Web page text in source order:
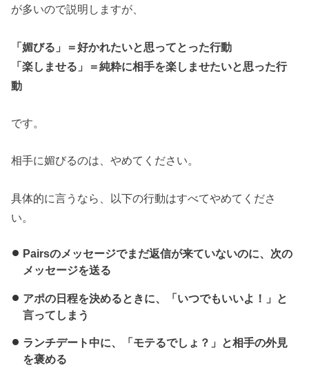
が多いので説明しますが、
「媚びる」＝好かれたいと思ってとった行動
「楽しませる」＝純粋に相手を楽しませたいと思った行
動
です。
相手に媚びるのは、やめてください。
具体的に言うなら、以下の行動はすべてやめてくださ
い。
Pairsのメッセージでまだ返信が来ていないのに、次の
メッセージを送る
アポの日程を決めるときに、「いつでもいいよ！」と
言ってしまう
ランチデート中に、「モテるでしょ？」と相手の外見
を褒める